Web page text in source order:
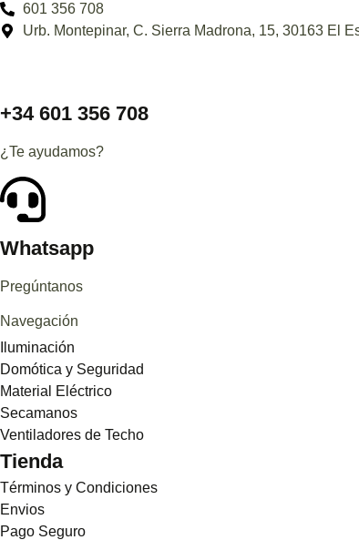
601 356 708
Urb. Montepinar, C. Sierra Madrona, 15, 30163 El
+34 601 356 708
¿Te ayudamos?
Whatsapp
Pregúntanos
Navegación
Iluminación
Domótica y Seguridad
Material Eléctrico
Secamanos
Ventiladores de Techo
Tienda
Términos y Condiciones
Envios
Pago Seguro